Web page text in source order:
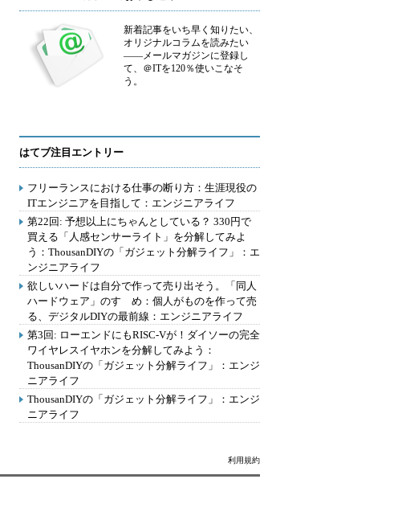
新着記事をいち早く知りたい、
オリジナルコラムを読みたい
――メールマガジンに登録し
て、＠ITを120％使いこなそ
う。
はてブ注目エントリー
フリーランスにおける仕事の断り方：生涯現役の
ITエンジニアを目指して：エンジニアライフ
第22回: 予想以上にちゃんとしている？ 330円で
買える「人感センサーライト」を分解してみよ
う：ThousanDIYの「ガジェット分解ライフ」：エ
ンジニアライフ
欲しいハードは自分で作って売り出そう。「同人
ハードウェア」のすゝめ：個人がものを作って売
る、デジタルDIYの最前線：エンジニアライフ
第3回: ローエンドにもRISC-Vが！ダイソーの完全
ワイヤレスイヤホンを分解してみよう：
ThousanDIYの「ガジェット分解ライフ」：エンジ
ニアライフ
ThousanDIYの「ガジェット分解ライフ」：エンジ
ニアライフ
利用規約